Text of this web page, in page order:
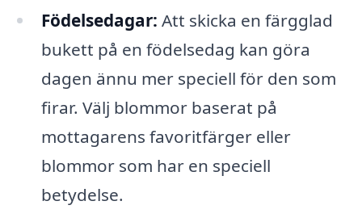
Födelsedagar: Att skicka en färgglad
bukett på en födelsedag kan göra
dagen ännu mer speciell för den som
firar. Välj blommor baserat på
mottagarens favoritfärger eller
blommor som har en speciell
betydelse.